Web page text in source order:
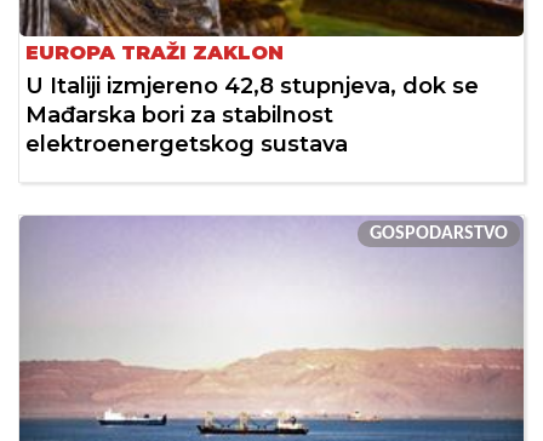
EUROPA TRAŽI ZAKLON
U Italiji izmjereno 42,8 stupnjeva, dok se
Mađarska bori za stabilnost
elektroenergetskog sustava
GOSPODARSTVO